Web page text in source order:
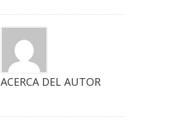
ACERCA DEL AUTOR